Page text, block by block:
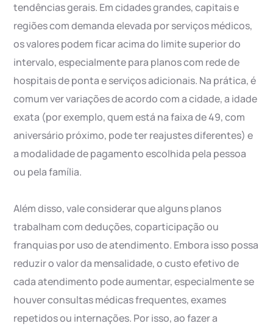
tendências gerais. Em cidades grandes, capitais e
regiões com demanda elevada por serviços médicos,
os valores podem ficar acima do limite superior do
intervalo, especialmente para planos com rede de
hospitais de ponta e serviços adicionais. Na prática, é
comum ver variações de acordo com a cidade, a idade
exata (por exemplo, quem está na faixa de 49, com
aniversário próximo, pode ter reajustes diferentes) e
a modalidade de pagamento escolhida pela pessoa
ou pela família.
Além disso, vale considerar que alguns planos
trabalham com deduções, coparticipação ou
franquias por uso de atendimento. Embora isso possa
reduzir o valor da mensalidade, o custo efetivo de
cada atendimento pode aumentar, especialmente se
houver consultas médicas frequentes, exames
repetidos ou internações. Por isso, ao fazer a